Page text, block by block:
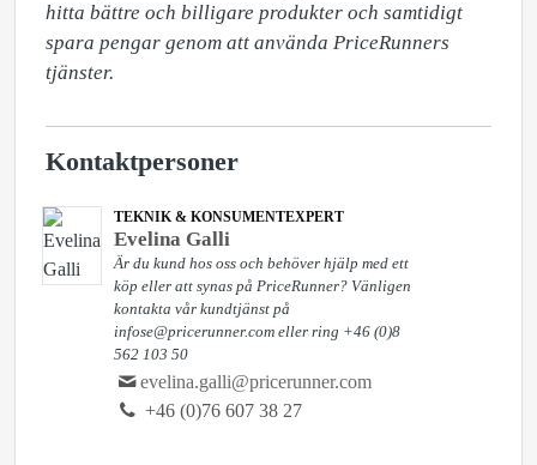
hitta bättre och billigare produkter och samtidigt
spara pengar genom att använda PriceRunners
tjänster.
Kontaktpersoner
TEKNIK & KONSUMENTEXPERT
Evelina Galli
Är du kund hos oss och behöver hjälp med ett
köp eller att synas på PriceRunner? Vänligen
kontakta vår kundtjänst på
infose@pricerunner.com eller ring +46 (0)8
562 103 50
evelina.galli@pricerunner.com
+46 (0)76 607 38 27